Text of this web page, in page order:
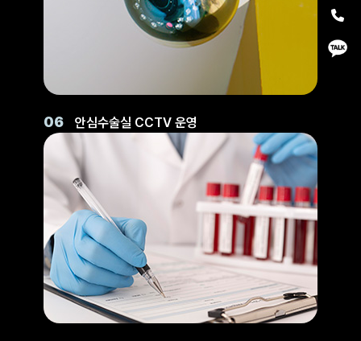
06 안심수술실 CCTV 운영